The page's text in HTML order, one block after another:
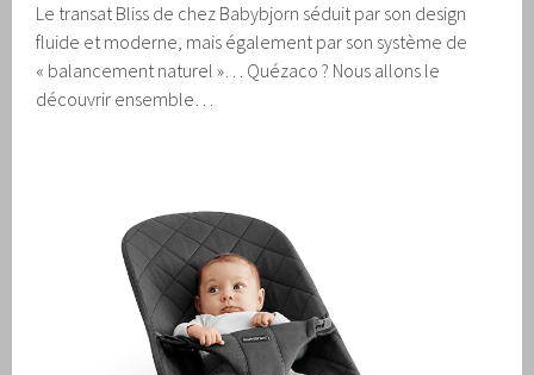
Le transat Bliss de chez Babybjorn séduit par son design
fluide et moderne, mais également par son système de
« balancement naturel »… Quézaco ? Nous allons le
découvrir ensemble…